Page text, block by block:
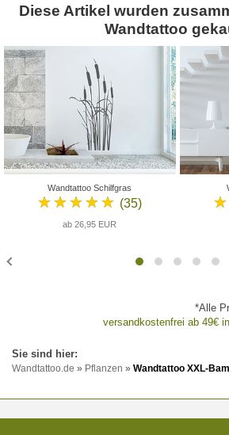
Diese Artikel wurden
Wandtattoo
Wandtattoo Schilfgras
★★★★★ (35)
ab 26,95 EUR
*Alle
versandkostenfrei ab 49€
Wandtattoo.de » Pflanzen » Wandtattoo XXL-